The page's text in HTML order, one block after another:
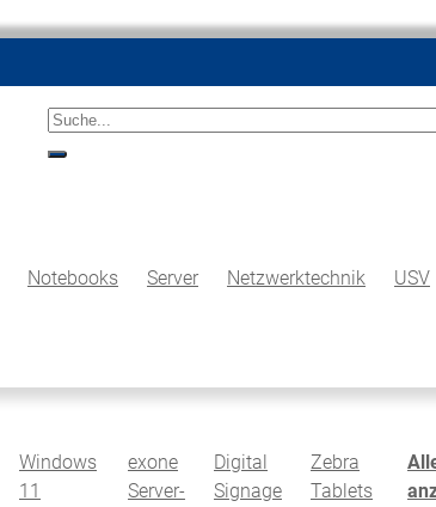
Suche<
suche
Notebooks Server Netzwerktechnik USV
Windows
11
exone
Server-
Digital
Signage
Zebra
Tablets